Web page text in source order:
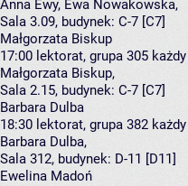
Anna Ewy, Ewa Nowakowska,
Sala 3.09, budynek: C-7 [C7]
Małgorzata Biskup
17:00 lektorat, grupa 305
Małgorzata Biskup,
Sala 2.15, budynek: C-7 [C7]
Barbara Dulba
18:30 lektorat, grupa 382
Barbara Dulba,
Sala 312, budynek: D-11 [D11]
Ewelina Madoń